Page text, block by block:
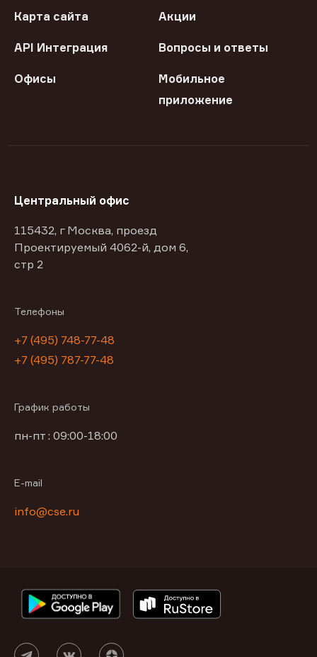
Карта сайта Акции
API Интеграция Вопросы и ответы
Офисы
Мобильное
приложение
Центральный офис
115432, г Москва, проезд
Проектируемый 4062-й, дом 6,
стр 2
Телефоны
+7 (495) 748-77-48
+7 (495) 787-77-48
График работы
пн-пт : 09:00-18:00
E-mail
info@cse.ru